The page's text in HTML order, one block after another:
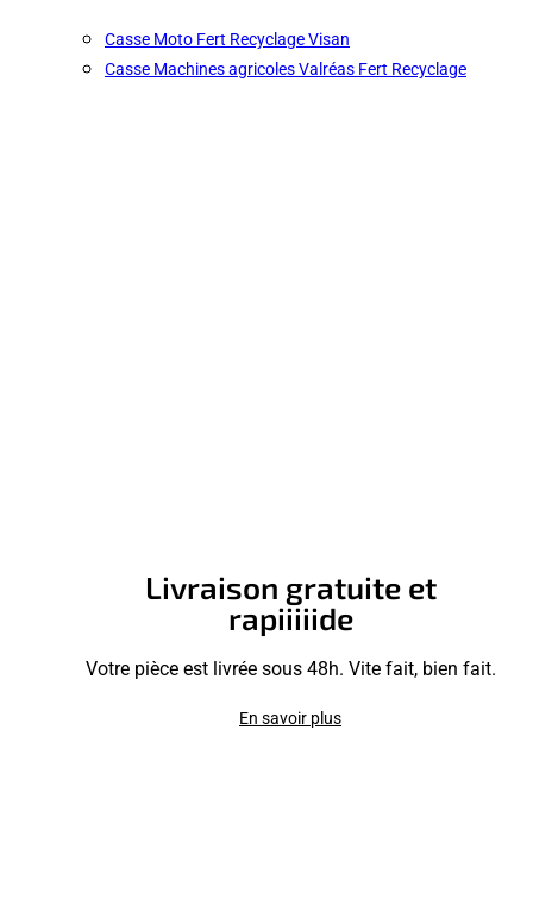
Casse Moto Fert Recyclage Visan
Casse Machines agricoles Valréas Fert Recyclage
Livraison gratuite et
rapiiiiide
Votre pièce est livrée sous 48h. Vite fait, bien fait.
En savoir plus